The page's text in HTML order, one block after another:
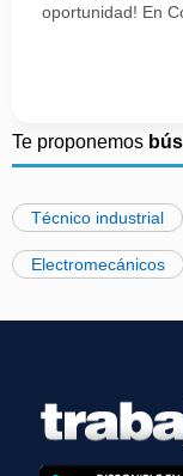
oportunidad! En
Te proponemos
Técnico industrial
Electromecánicos